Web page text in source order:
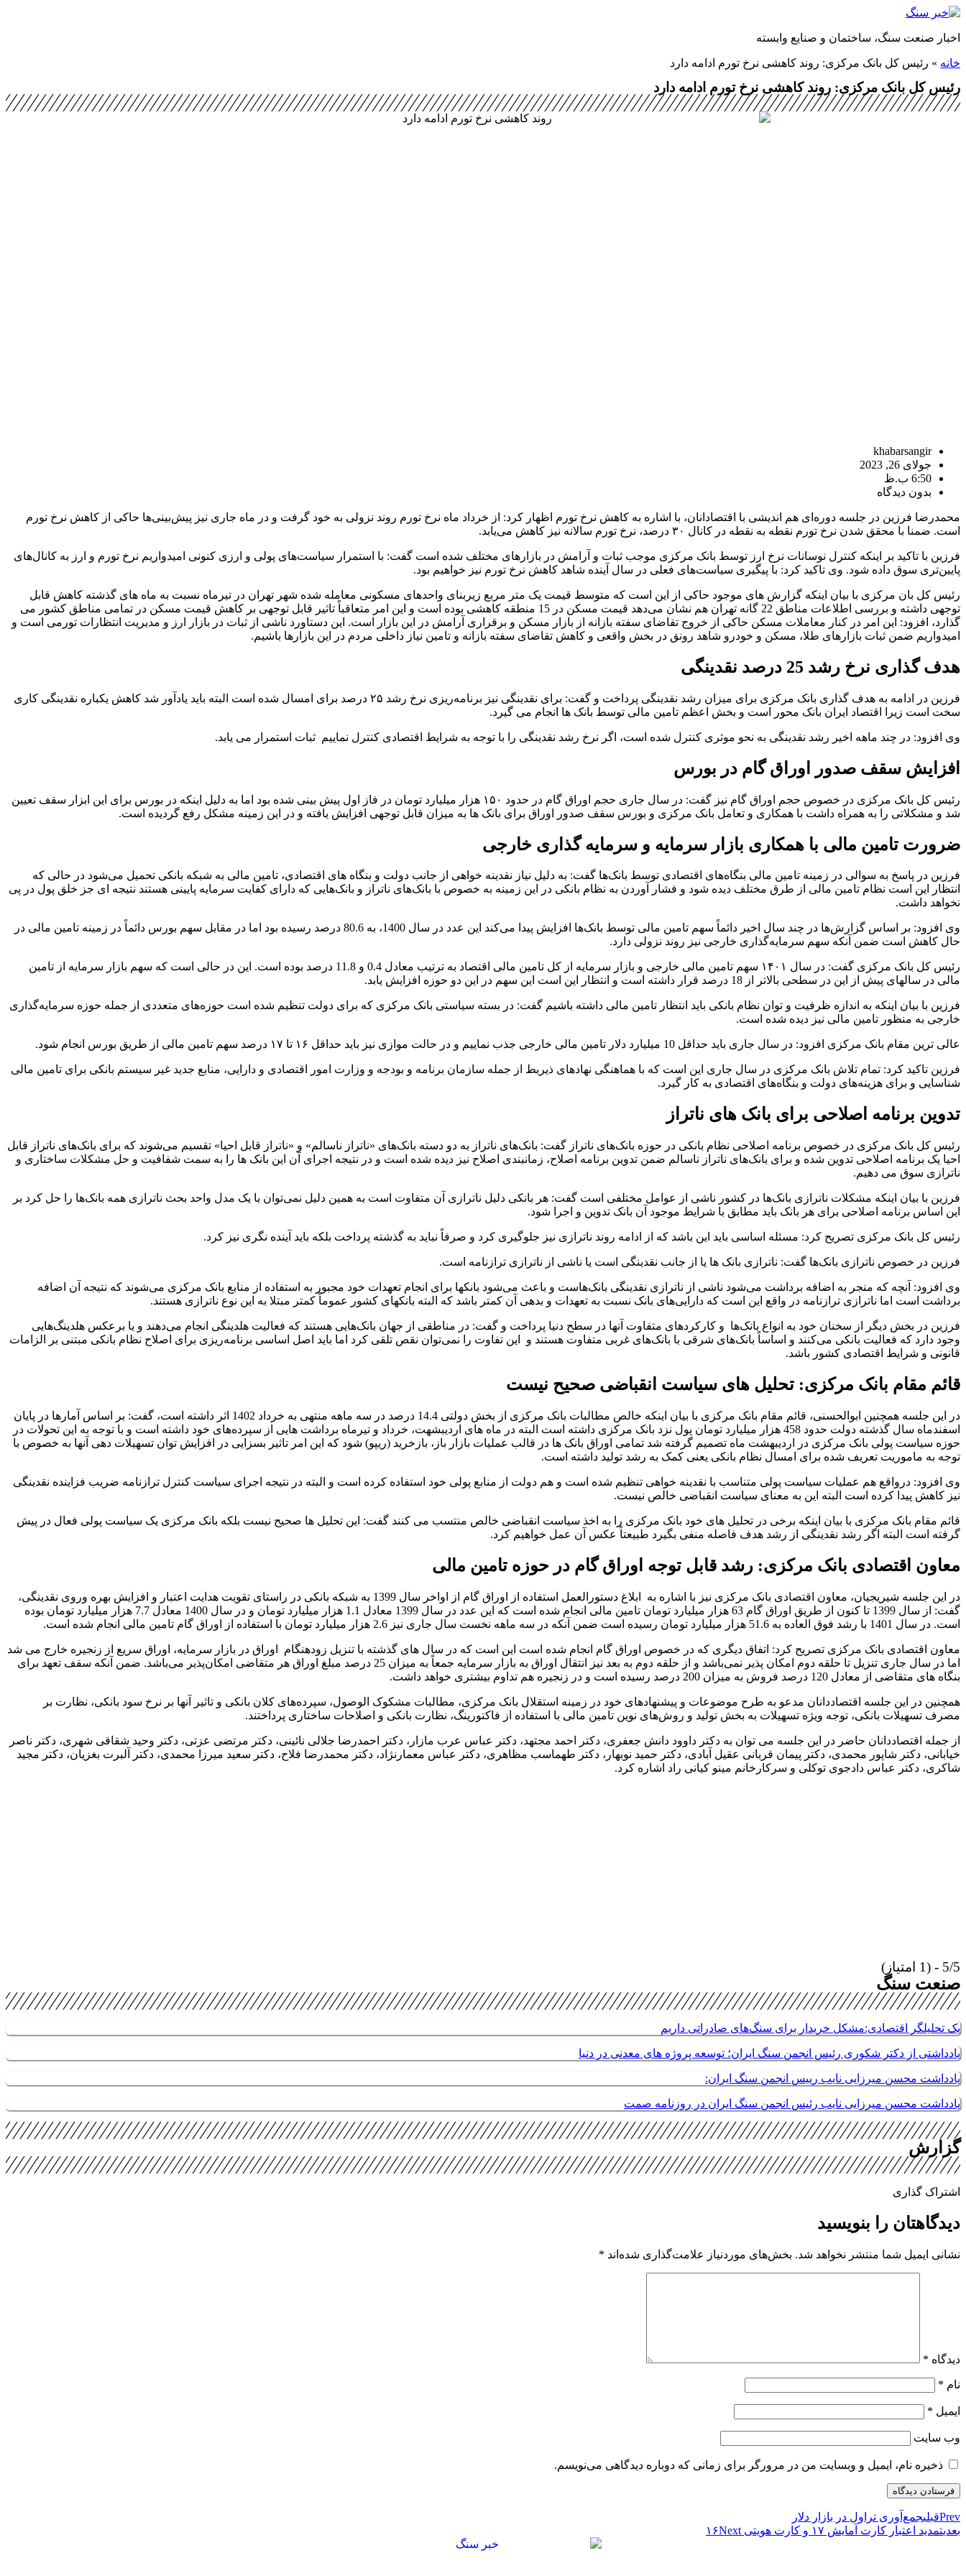
پرش
محتوا
اخبار صنعت سنگ، ساختمان و صنایع وابسته
خانه » رئیس کل بانک مرکزی: روند کاهشی نرخ تورم ادامه دارد
رئیس کل بانک مرکزی: روند کاهشی نرخ تورم ادامه دارد
khabarsangir
جولای 26, 2023
6:50 ب.ظ
بدون دیدگاه
محمدرضا فرزین در جلسه دوره‌ای هم اندیشی با اقتصادانان، با اشاره به کاهش نرخ تورم اظهار کرد: از خرداد ماه نرخ تورم روند نزولی به خود گرفت و در ماه جاری نیز پیش‌بینی‌ها حاکی از کاهش نرخ تورم
است. ضمنا با محقق شدن نرخ تورم نقطه به نقطه در کانال ۳۰ درصد، نرخ تورم سالانه نیز کاهش می‌یابد.
فرزین با تاکید بر اینکه کنترل نوسانات نرخ ارز توسط بانک مرکزی موجب ثبات و آرامش در بازارهای مختلف شده است گفت: با استمرار سیاست‌های پولی و ارزی کنونی امیدواریم نرخ تورم و ارز به کانال‌های
پایین‌تری سوق داده شود. وی تاکید کرد: با پیگیری سیاست‌های فعلی در سال آینده شاهد کاهش نرخ تورم نیز خواهیم بود.
رئیس کل بان مرکزی با بیان اینکه گزارش های موجود حاکی از این است که متوسط قیمت یک متر مربع زیربنای واحدهای مسکونی معامله شده شهر تهران در تیرماه نسبت به ماه های گذشته کاهش قابل
توجهی داشته و بررسی اطلاعات مناطق 22 گانه تهران هم نشان می‌دهد قیمت مسکن در 15 منطقه کاهشی بوده است و این امر متعاقباً تاثیر قابل توجهی بر کاهش قیمت مسکن در تمامی مناطق کشور می
گذارد، افزود: این امر در کنار معاملات مسکن حاکی از خروج تقاضای سفته بازانه از بازار مسکن و برقراری آرامش در این بازار است. این دستاورد ناشی از ثبات در بازار ارز و مدیریت انتظارات تورمی است و
امیدواریم ضمن ثبات بازارهای طلا، مسکن و خودرو شاهد رونق در بخش واقعی و کاهش تقاضای سفته بازانه و تامین نیاز داخلی مردم در این بازارها باشیم.
هدف گذاری نرخ رشد 25 درصد نقدینگی
فرزین در ادامه به هدف گذاری بانک مرکزی برای میزان رشد نقدینگی پرداخت و گفت: برای نقدینگی نیز برنامه‌ریزی نرخ رشد ۲۵ درصد برای امسال شده است البته باید یادآور شد کاهش یکباره نقدینگی کاری
سخت است زیرا اقتصاد ایران بانک محور است و بخش اعظم تامین مالی توسط بانک ها انجام می گیرد.
وی افزود: در چند ماهه اخیر رشد نقدینگی به نحو موثری کنترل شده است، اگر نرخ رشد نقدینگی را با توجه به شرایط اقتصادی کنترل نماییم ثبات استمرار می یابد.
افزایش سقف صدور اوراق گام در بورس
رئیس کل بانک مرکزی در خصوص حجم اوراق گام نیز گفت: در سال جاری حجم اوراق گام در حدود ۱۵۰ هزار میلیارد تومان در فاز اول پیش بینی شده بود اما به دلیل اینکه در بورس برای این ابزار سقف تعیین
شد و مشکلاتی را به همراه داشت با همکاری و تعامل بانک مرکزی و بورس سقف صدور اوراق برای بانک ها به میزان قابل توجهی افزایش یافته و در این زمینه مشکل رفع گردیده است.
ضرورت تامین مالی با همکاری بازار سرمایه و سرمایه گذاری خارجی
فرزین در پاسخ به سوالی در زمینه تامین مالی بنگاه‌های اقتصادی توسط بانک‌ها گفت: به دلیل نیاز نقدینه خواهی از جانب دولت و بنگاه های اقتصادی، تامین مالی به شبکه بانکی تحمیل می‌شود در حالی که
انتظار این است نظام تامین مالی از طرق مختلف دیده شود و فشار آوردن به نظام بانکی در این زمینه به خصوص با بانک‌های ناتراز و بانک‌هایی که دارای کفایت سرمایه پایینی هستند نتیجه ای جز خلق پول در پی
نخواهد داشت.
وی افزود: بر اساس گزارش‌ها در چند سال اخیر دائماً سهم تامین مالی توسط بانک‌ها افزایش پیدا می‌کند این عدد در سال 1400، به 80.6 درصد رسیده بود اما در مقابل سهم بورس دائماً در زمینه تامین مالی در
حال کاهش است ضمن آنکه سهم سرمایه‌گذاری خارجی نیز روند نزولی دارد.
رئیس کل بانک مرکزی گفت: در سال ۱۴۰۱ سهم تامین مالی خارجی و بازار سرمایه از کل تامین مالی اقتصاد به ترتیب معادل 0.4 و 11.8 درصد بوده است. این در حالی است که سهم بازار سرمایه از تامین
مالی در سالهای پیش از این در سطحی بالاتر از 18 درصد قرار داشته است و انتظار این است این سهم در این دو حوزه افزایش یابد.
فرزین با بیان اینکه به اندازه ظرفیت و توان نظام بانکی باید انتظار تامین مالی داشته باشیم گفت: در بسته سیاستی بانک مرکزی که برای دولت تنظیم شده است حوزه‌های متعددی از جمله حوزه سرمایه‌گذاری
خارجی به منظور تامین مالی نیز دیده شده است.
عالی ترین مقام بانک مرکزی افزود: در سال جاری باید حداقل 10 میلیارد دلار تامین مالی خارجی جذب نماییم و در حالت موازی نیز باید حداقل ۱۶ تا ۱۷ درصد سهم تامین مالی از طریق بورس انجام شود.
فرزین تاکید کرد: تمام تلاش بانک مرکزی در سال جاری این است که با هماهنگی نهادهای ذیربط از جمله سازمان برنامه و بودجه و وزارت امور اقتصادی و دارایی، منابع جدید غیر سیستم بانکی برای تامین مالی
شناسایی و برای هزینه‌های دولت و بنگاه‌های اقتصادی به کار گیرد.
تدوین برنامه اصلاحی برای بانک های ناتراز
رئیس کل بانک مرکزی در خصوص برنامه اصلاحی نظام بانکی در حوزه بانک‌های ناتراز گفت: بانک‌های ناتراز به دو دسته بانک‌های «ناتراز ناسالم» و «ناتراز قابل احیا» تقسیم می‌شوند که برای بانک‌های ناتراز قابل
احیا یک برنامه اصلاحی تدوین شده و برای بانک‌های ناتراز ناسالم ضمن تدوین برنامه اصلاح، زمانبندی اصلاح نیز دیده شده است و در نتیجه اجرای آن این بانک ها را به سمت شفافیت و حل مشکلات ساختاری و
ناترازی سوق می دهیم.
فرزین با بیان اینکه مشکلات ناترازی بانک‌ها در کشور ناشی از عوامل مختلفی است گفت: هر بانکی دلیل ناترازی آن متفاوت است به همین دلیل نمی‌توان با یک مدل واحد بحث ناترازی همه بانک‌ها را حل کرد بر
این اساس برنامه اصلاحی برای هر بانک باید مطابق با شرایط موجود آن بانک تدوین و اجرا شود.
رئیس کل بانک مرکزی تصریح کرد: مسئله اساسی باید این باشد که از ادامه روند ناترازی نیز جلوگیری کرد و صرفاً نباید به گذشته پرداخت بلکه باید آینده نگری نیز کرد.
فرزین در خصوص ناترازی بانک‌ها گفت: ناترازی بانک ها یا از جانب نقدینگی است یا ناشی از ناترازی ترازنامه است.
وی افزود: آنچه که منجر به اضافه برداشت می‌شود ناشی از ناترازی نقدینگی بانک‌هاست و باعث می‌شود بانکها برای انجام تعهدات خود مجبور به استفاده از منابع بانک مرکزی می‌شوند که نتیجه آن اضافه
برداشت است اما ناترازی ترازنامه در واقع این است که دارایی‌های بانک نسبت به تعهدات و بدهی آن کمتر باشد که البته بانکهای کشور عموماً کمتر مبتلا به این نوع ناترازی هستند.
فرزین در بخش دیگر از سخنان خود به انواع بانک‌ها و کارکردهای متفاوت آنها در سطح دنیا پرداخت و گفت: در مناطقی از جهان بانک‌هایی هستند که فعالیت هلدینگی انجام می‌دهند و یا برعکس هلدینگ‌هایی
وجود دارد که فعالیت بانکی می‌کنند و اساساً بانک‌های شرقی با بانک‌های غربی متفاوت هستند و این تفاوت را نمی‌توان نقص تلقی کرد اما باید اصل اساسی برنامه‌ریزی برای اصلاح نظام بانکی مبتنی بر الزامات
قانونی و شرایط اقتصادی کشور باشد.
قائم مقام بانک مرکزی: تحلیل های سیاست انقباضی صحیح نیست
در این جلسه همچنین ابوالحسنی، قائم مقام بانک مرکزی با بیان اینکه خالص مطالبات بانک مرکزی از بخش دولتی 14.4 درصد در سه ماهه منتهی به خرداد 1402 اثر داشته است، گفت: بر اساس آمارها در پایان
اسفندماه سال گذشته دولت حدود 458 هزار میلیارد تومان پول نزد بانک مرکزی داشته است البته در ماه های اردیبشهت، خرداد و تیرماه برداشت هایی از سپرده‌های خود داشته است و با توجه به این تحولات در
حوزه سیاست پولی بانک مرکزی در اردیبهشت ماه تصمیم گرفته شد تمامی اوراق بانک ها در قالب عملیات بازار باز، بازخرید (ریپو) شود که این امر تاثیر بسزایی در افزایش توان تسهیلات دهی آنها به خصوص با
توجه به ماموریت تعریف شده برای امسال نظام بانکی یعنی کمک به رشد تولید داشته است.
وی افزود: درواقع هم عملیات سیاست پولی متناسب با نقدینه خواهی تنظیم شده است و هم دولت از منابع پولی خود استفاده کرده است و البته در نتیجه اجرای سیاست کنترل ترازنامه ضریب فزاینده نقدینگی
نیز کاهش پیدا کرده است البته این به معنای سیاست انقباضی خالص نیست.
قائم مقام بانک مرکزی با بیان اینکه برخی در تحلیل های خود بانک مرکزی را به اخذ سیاست انقباضی خالص منتسب می کنند گفت: این تحلیل ها صحیح نیست بلکه بانک مرکزی یک سیاست پولی فعال در پیش
گرفته است البته اگر رشد نقدینگی از رشد هدف فاصله منفی بگیرد طبیعتاً عکس آن عمل خواهیم کرد.
معاون اقتصادی بانک مرکزی: رشد قابل توجه اوراق گام در حوزه تامین مالی
در این جلسه شیریجیان، معاون اقتصادی بانک مرکزی نیز با اشاره به ابلاغ دستورالعمل استفاده از اوراق گام از اواخر سال 1399 به شبکه بانکی در راستای تقویت هدایت اعتبار و افزایش بهره وروی نقدینگی،
گفت: از سال 1399 تا کنون از طریق اوراق گام 63 هزار میلیارد تومان تامین مالی انجام شده است که این عدد در سال 1399 معادل 1.1 هزار میلیارد تومان و در سال 1400 معادل 7.7 هزار میلیارد تومان بوده
است. در سال 1401 با رشد فوق العاده به 51.6 هزار میلیارد تومان رسیده است ضمن آنکه در سه ماهه نخست سال جاری نیز 2.6 هزار میلیارد تومان با استفاده از اوراق گام تامین مالی انجام شده است.
معاون اقتصادی بانک مرکزی تصریح کرد: اتفاق دیگری که در خصوص اوراق گام انجام شده است این است که در سال های گذشته با تنزیل زودهنگام اوراق در بازار سرمایه، اوراق سریع از زنجیره خارج می شد
اما در سال جاری تنزیل تا حلقه دوم امکان ‌پذیر نمی‌باشد و از حلقه دوم به بعد نیز انتقال اوراق به بازار سرمایه جمعاً به میزان 25 درصد مبلغ اوراق هر متقاضی امکان‌پذیر می‌باشد. ضمن آنکه سقف تعهد برای
بنگاه های متقاضی از معادل 120 درصد فروش به میزان 200 درصد رسیده است و در زنجیره هم تداوم بیشتری خواهد داشت.
همچنین در این جلسه اقتصاددانان مدعو به طرح موضوعات و پیشنهادهای خود در زمینه استقلال بانک مرکزی، مطالبات مشکوک الوصول، سپرده‌های کلان بانکی و تاثیر آنها بر نرخ سود بانکی، نظارت بر
مصرف تسهیلات بانکی، توجه ویژه تسهیلات به بخش تولید و روش‌های نوین تامین مالی با استفاده از فاکتورینگ، نظارت بانکی و اصلاحات ساختاری پرداختند.
از جمله اقتصاددانان حاضر در این جلسه می توان به دکتر داوود دانش جعفری، دکتر احمد مجتهد، دکتر عباس عرب مازار، دکتر احمدرضا جلالی نائینی، دکتر مرتضی عزتی، دکتر وحید شقاقی شهری، دکتر ناصر
خیابانی، دکتر شاپور محمدی، دکتر پیمان قربانی عقیل آبادی، دکتر حمید نوبهار، دکتر طهماسب مظاهری، دکتر عباس معمارنژاد، دکتر محمدرضا فلاح، دکتر سعید میرزا محمدی، دکتر آلبرت بغزیان، دکتر مجید
شاکری، دکتر عباس دادجوی توکلی و سرکارخانم مینو کیانی راد اشاره کرد.
5/5 - (1 امتیاز)
صنعت سنگ
یک تحلیلگر اقتصادی:مشکل خریدار برای سنگ‌های صادراتی داریم
یادداشتی از دکتر شکوری رئیس انجمن سنگ ایران؛ توسعه پروژه های معدنی در دنیا
یادداشت محسن میرزایی نایب رییس انجمن سنگ ایران:
یادداشت محسن میرزایی نایب رئیس انجمن سنگ ایران در روزنامه صمت
گزارش
اشتراک گذاری
دیدگاهتان را بنویسید
نشانی ایمیل شما منتشر نخواهد شد. بخش‌های موردنیاز علامت‌گذاری شده‌اند *
دیدگاه *
نام *
ایمیل *
وب‌ سایت
ذخیره نام، ایمیل و وبسایت من در مرورگر برای زمانی که دوباره دیدگاهی می‌نویسم.
Prevقبلیجمع‌آوری تراول در بازار دلار
بعدیتمدید اعتبار کارت آمایش ۱۷ و کارت هویتی ۱۶ Next